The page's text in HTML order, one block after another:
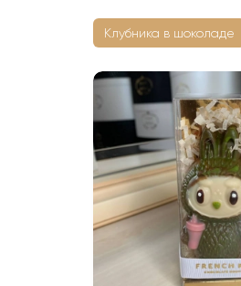
Клубника в шоколаде